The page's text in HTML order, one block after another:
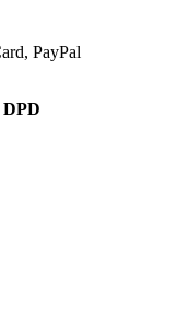
DPD